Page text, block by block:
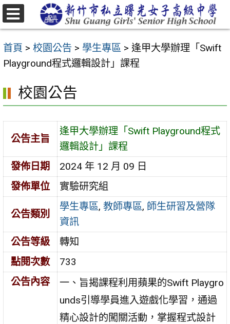
跳
至
要
內
區
首頁 > 校園公告 > 學生專區 > 逢甲大學辦理「Swift
Playground程式邏輯設計」課程
校園公告
公告主旨
逢甲大學辦理「Swift Playground程式
邏輯設計」課程
發佈日期
2024 年 12 月 09 日
發佈單位
實驗研究組
公告類別
學生專區,教師專區, 師生研習及營隊
資訊
公告等級
轉知
點閱次數
733
公告內容
一、旨揭課程利用蘋果的Swift Playgro
unds引導學員進入遊戲化學習，通過
精心設計的闖關活動，掌握程式設計
選
單